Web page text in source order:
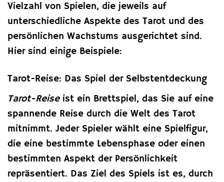
Vielzahl von Spielen, die jeweils auf
unterschiedliche Aspekte des Tarot und des
persönlichen Wachstums ausgerichtet sind.
Hier sind einige Beispiele:
Tarot-Reise: Das Spiel der Selbstentdeckung
Tarot-Reiseist ein Brettspiel, das Sie auf eine
spannende Reise durch die Welt des Tarot
mitnimmt. Jeder Spieler wählt eine Spielfigur,
die eine bestimmte Lebensphase oder einen
bestimmten Aspekt der Persönlichkeit
repräsentiert. Das Ziel des Spiels ist es, durch